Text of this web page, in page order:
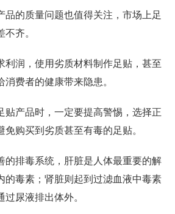
品的质量问题也值得关注，市场上足
齐。
利润，使用劣质材料制作足贴，甚至
费者的健康带来隐患。
贴产品时，一定要提高警惕，选择正
购买到劣质甚至有毒的足贴。
的排毒系统，肝脏是人体最重要的解
的毒素；肾脏则起到过滤血液中毒素
尿液排出体外。